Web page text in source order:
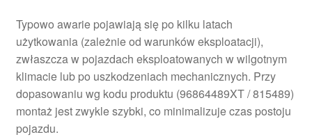
Typowo awarie pojawiają się po kilku latach
użytkowania (zależnie od warunków eksploatacji),
zwłaszcza w pojazdach eksploatowanych w wilgotnym
klimacie lub po uszkodzeniach mechanicznych. Przy
dopasowaniu wg kodu produktu (96864489XT / 815489)
montaż jest zwykle szybki, co minimalizuje czas postoju
pojazdu.